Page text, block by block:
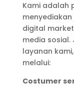
Kami adalah
digital
media
layanan
melalui:
Costumer